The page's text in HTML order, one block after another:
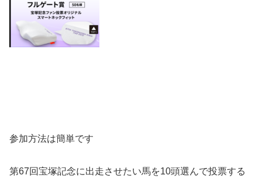
参加方法は簡単です
第67回宝塚記念に出走させたい馬を10頭選んで投票する